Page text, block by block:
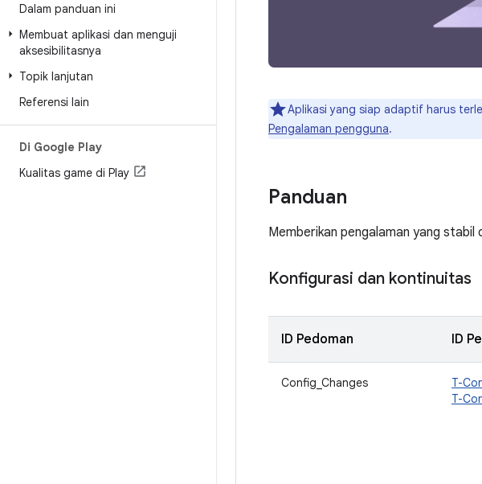
Dalam panduan ini
Membuat aplikasi dan menguji
aksesibilitasnya
Topik lanjutan
Referensi lain
Di Google Play
Kualitas game di Play
Aplikasi yang siap adaptif harus
Pengalaman pengguna.
Panduan
Memberikan pengalaman yang
Konfigurasi dan kontinuitas
ID Pedoman ID
Config_Changes T-
T-